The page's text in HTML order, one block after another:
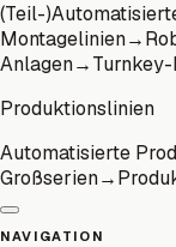
(Teil-
Montagelinien→
Anlagen→
Produktionslinien
Automatisierte
Großserien→
NAVIGATION